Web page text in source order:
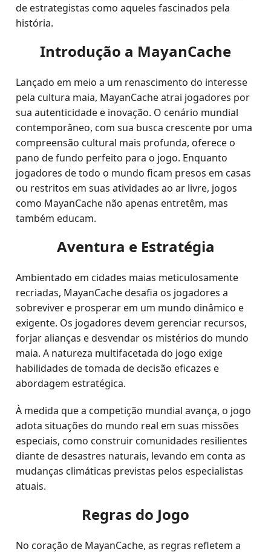
de estrategistas como aqueles fascinados pela
história.
Introdução a MayanCache
Lançado em meio a um renascimento do interesse
pela cultura maia, MayanCache atrai jogadores por
sua autenticidade e inovação. O cenário mundial
contemporâneo, com sua busca crescente por uma
compreensão cultural mais profunda, oferece o
pano de fundo perfeito para o jogo. Enquanto
jogadores de todo o mundo ficam presos em casas
ou restritos em suas atividades ao ar livre, jogos
como MayanCache não apenas entretêm, mas
também educam.
Aventura e Estratégia
Ambientado em cidades maias meticulosamente
recriadas, MayanCache desafia os jogadores a
sobreviver e prosperar em um mundo dinâmico e
exigente. Os jogadores devem gerenciar recursos,
forjar alianças e desvendar os mistérios do mundo
maia. A natureza multifacetada do jogo exige
habilidades de tomada de decisão eficazes e
abordagem estratégica.
À medida que a competição mundial avança, o jogo
adota situações do mundo real em suas missões
especiais, como construir comunidades resilientes
diante de desastres naturais, levando em conta as
mudanças climáticas previstas pelos especialistas
atuais.
Regras do Jogo
No coração de MayanCache, as regras refletem a